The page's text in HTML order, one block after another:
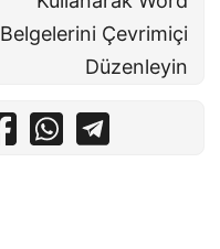
Belgelerini Çevrimiçi
Düzenleyin